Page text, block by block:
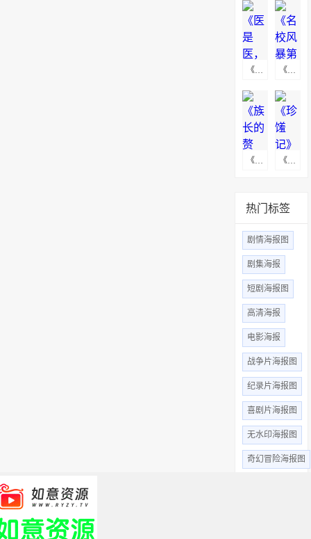
热门标签
剧情海报图
剧集海报
短剧海报图
高清海报
电影海报
战争片海报图
纪录片海报图
喜剧片海报图
无水印海报图
奇幻冒险海报图